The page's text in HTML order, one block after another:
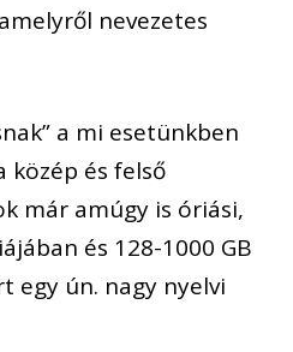
nevezetes
a mi esetünkben
közép és felső
már amúgy is óriási,
és 128-1000 GB
egy ún. nagy nyelvi